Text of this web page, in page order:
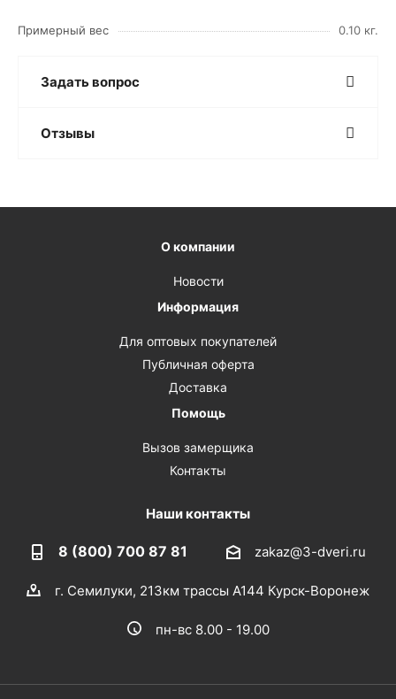
Примерный вес 0.10 кг.
Задать вопрос
Отзывы
О компании
Новости
Информация
Для оптовых покупателей
Публичная оферта
Доставка
Помощь
Вызов замерщика
Контакты
Наши контакты
8 (800) 700 87 81 zakaz@3-dveri.ru
г. Семилуки, 213км трассы А144 Курск-Воронеж
пн-вс 8.00 - 19.00